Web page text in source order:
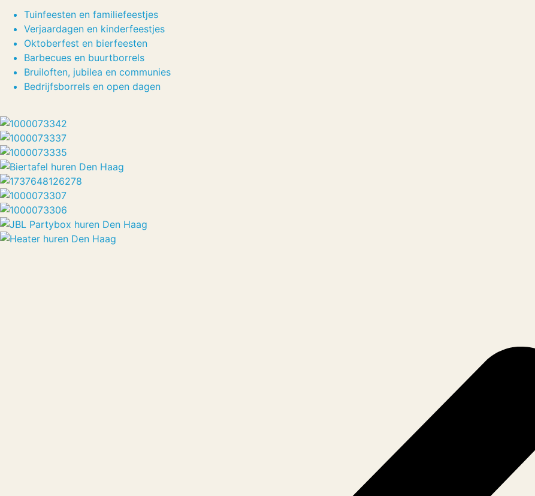
Tuinfeesten en familiefeestjes
Verjaardagen en kinderfeestjes
Oktoberfest en bierfeesten
Barbecues en buurtborrels
Bruiloften, jubilea en communies
Bedrijfsborrels en open dagen